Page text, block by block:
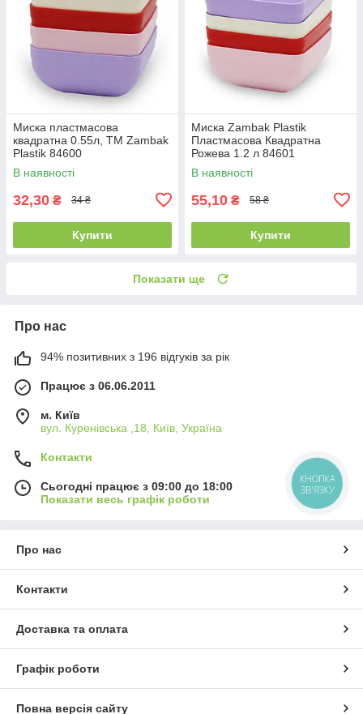
Миска пластмасова
квадратна 0.55л, ТМ Zambak
Plastik 84600
В наявності
32,30 ₴ 34 ₴
Купити
Миска Zambak Plastik
Пластмасова Квадратна
Рожева 1.2 л 84601
В наявності
55,10 ₴ 58 ₴
Купити
Показати ще
Про нас
94% позитивних з 196 відгуків за рік
Працює з 06.06.2011
м. Київ
вул. Куренівська ,18, Київ, Україна
Контакти
Сьогодні працює з 09:00 до 18:00
Показати весь графік роботи
Про нас
Контакти
Доставка та оплата
Графік роботи
Повна версія сайту
КНОПКА
ЗВ'ЯЗКУ